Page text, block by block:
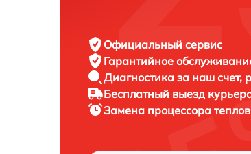
Официальный сервис
Гарантийное
Диагностика за наш счет,
Бесплатный выезд
Замена процессора